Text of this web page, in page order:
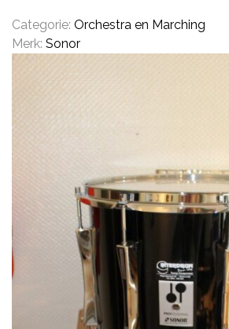
ACCESSOIRES
ONLINE SALE
DRUMSCHOOL
Categorie: Orchestra en Marching
Merk: Sonor